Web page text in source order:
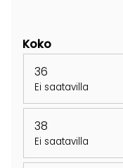
Koko
36
Ei saatavilla
38
Ei saatavilla